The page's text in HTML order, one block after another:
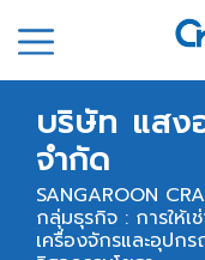
บริษัท แสง
จำกัด
SANGAROON
กลุ่มธุรกิจ : การให้เ
เครื่องจักรและอุปก